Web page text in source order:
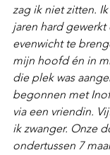
zag ik niet zitten.
jaren hard
evenwicht te
mijn hoofd én in
die plek was
begonnen met
via een vriendin.
ik zwanger. Onze
ondertussen 7